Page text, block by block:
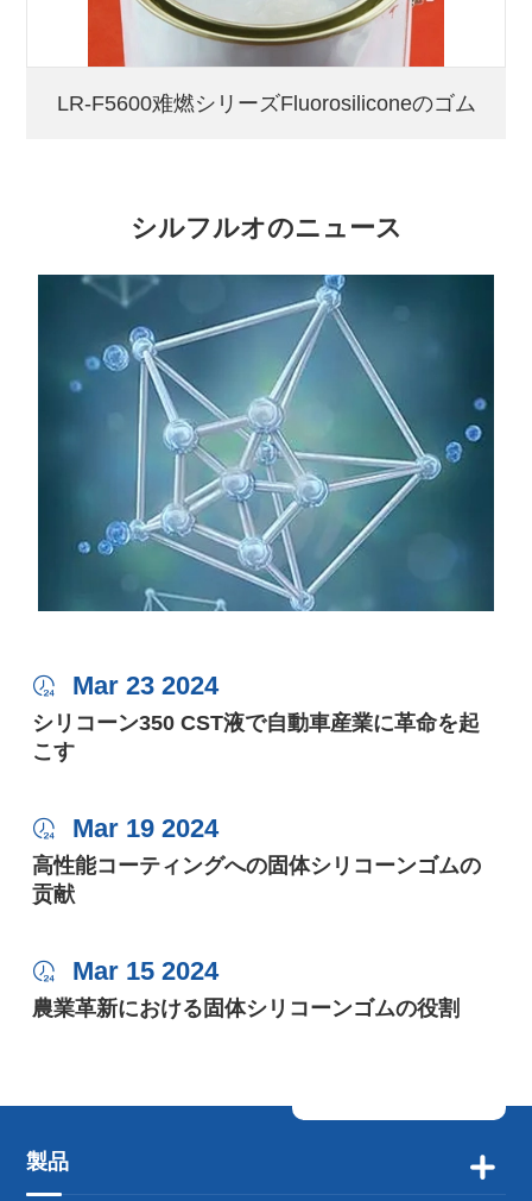
LR-F5600难燃シリーズFluorosiliconeのゴム
シルフルオのニュース
 Mar 23 2024
シリコーン350 CST液で自動車産業に革命を起
こす
 Mar 19 2024
高性能コーティングへの固体シリコーンゴムの
贡献
 Mar 15 2024
農業革新における固体シリコーンゴムの役割
製品 